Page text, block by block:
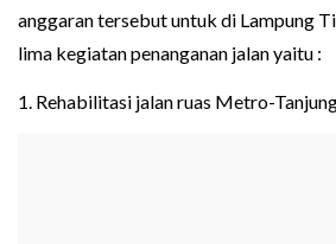
anggaran tersebut untuk di Lampung
lima kegiatan penanganan jalan yaitu :
1. Rehabilitasi jalan ruas Metro-